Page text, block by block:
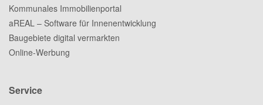
Kommunales Immobilienportal
aREAL – Software für Innenentwicklung
Baugebiete digital vermarkten
Online-Werbung
Service